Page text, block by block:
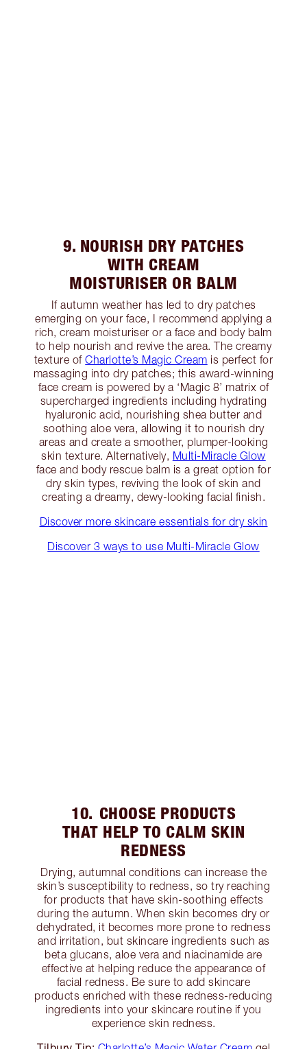
9. NOURISH DRY PATCHES
WITH CREAM
MOISTURISER OR BALM
If autumn weather has led to dry patches
emerging on your face, I recommend applying a
rich, cream moisturiser or a face and body balm
to help nourish and revive the area. The creamy
texture ofCharlotte’s Magic Cream is perfect for
massaging into dry patches; this award-winning
face cream is powered by a ‘Magic 8’ matrix of
supercharged ingredients including hydrating
hyaluronic acid, nourishing shea butter and
soothing aloe vera, allowing it to nourish dry
areas and create a smoother, plumper-looking
skin texture. Alternatively, Multi-Miracle Glow
face and body rescue balm is a great option for
dry skin types, reviving the look of skin and
creating a dreamy, dewy-looking facial finish.
Discover more skincare essentials for dry skin
Discover 3 ways to use Multi-Miracle Glow
10. CHOOSE PRODUCTS
THAT HELP TO CALM SKIN
REDNESS
Drying, autumnal conditions can increase the
skin’s susceptibility to redness, so try reaching
for products that have skin-soothing effects
during the autumn. When skin becomes dry or
dehydrated, it becomes more prone to redness
and irritation, but skincare ingredients such as
beta glucans, aloe vera and niacinamide are
effective at helping reduce the appearance of
facial redness. Be sure to add skincare
products enriched with these redness-reducing
ingredients into your skincare routine if you
experience skin redness.